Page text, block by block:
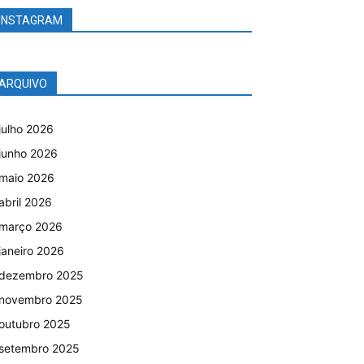
2026
2026
2026
2026
2026
2026
2025
2025
2025
2025